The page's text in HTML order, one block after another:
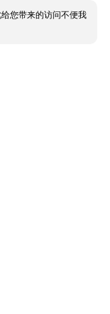
您带来的访问不便我